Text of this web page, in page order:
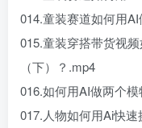
014.童装赛道如何用
015.童装穿搭带货视
（下）？.mp4
016.如何用AI做两个
017.人物如何用Ai快